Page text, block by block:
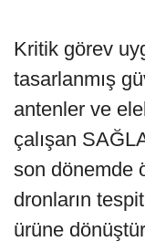
Kritik görev
tasarlanmış
antenler ve
çalışan
son dönemde
dronların
ürüne